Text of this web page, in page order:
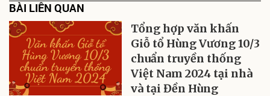
BÀI LIÊN QUAN
Tổng hợp văn khấn
Giỗ tổ Hùng Vương 10/3
chuẩn truyền thống
Việt Nam 2024 tại nhà
và tại Đền Hùng